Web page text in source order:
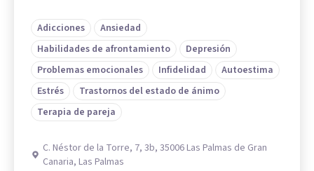
Adicciones
Ansiedad
Habilidades de afrontamiento
Depresión
Problemas emocionales
Infidelidad
Autoestima
Estrés
Trastornos del estado de ánimo
Terapia de pareja
C. Néstor de la Torre, 7, 3b, 35006 Las Palmas de Gran
Canaria, Las Palmas